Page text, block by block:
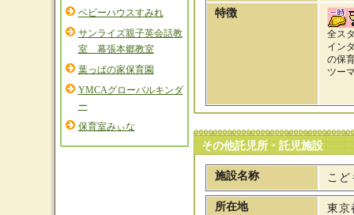
ベビーハウスすみれ
サンライズ親子英会話教
室 幕張本郷教室
葉っぱの家保育園
YMCAグローバルキンダ
ー
保育室みぃな
特徴
全ス
イン
の保
ツー
その他託児所・託児施設
施設名称 こど
所在地
東京